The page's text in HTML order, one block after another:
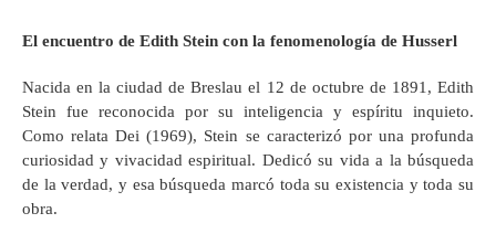
El encuentro de Edith Stein con la fenomenología de Husserl
Nacida en la ciudad de Breslau el 12 de octubre de 1891, Edith
Stein fue reconocida por su inteligencia y espíritu inquieto.
Como relata Dei (1969), Stein se caracterizó por una profunda
curiosidad y vivacidad espiritual. Dedicó su vida a la búsqueda
de la verdad, y esa búsqueda marcó toda su existencia y toda su
obra.